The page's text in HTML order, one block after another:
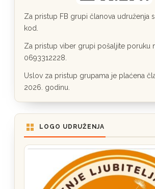
Za pristup FB grupi članova udruženja
kod.
Za pristup viber grupi pošaljite poruku
0693312228.
Uslov za pristup grupama je plaćena
2026. godinu.
LOGO UDRUŽENJA